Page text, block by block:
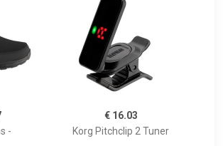
-
€ 16.03
Korg Pitchclip 2 Tuner